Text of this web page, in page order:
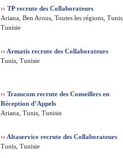
›› TP recrute des Collaborateurs
Ariana, Ben Arous, Toutes les régions, Tunis,
Tunisie
›› Armatis recrute des Collaborateurs
Tunis, Tunisie
›› Transcom recrute des Conseillers en
Réception d’Appels
Ariana, Tunis, Tunisie
›› Altaservice recrute des Collaborateurs
Tunis, Tunisie